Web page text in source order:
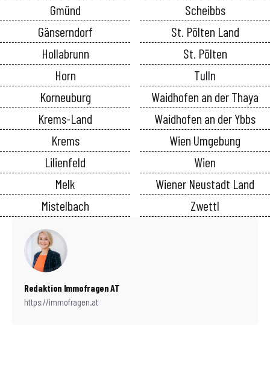
Gmünd
Gänserndorf
Hollabrunn
Horn
Korneuburg
Krems-Land
Krems
Lilienfeld
Melk
Mistelbach
Scheibbs
St. Pölten Land
St. Pölten
Tulln
Waidhofen an der Thaya
Waidhofen an der Ybbs
Wien Umgebung
Wien
Wiener Neustadt Land
Zwettl
Redaktion Immofragen AT
https://immofragen.at